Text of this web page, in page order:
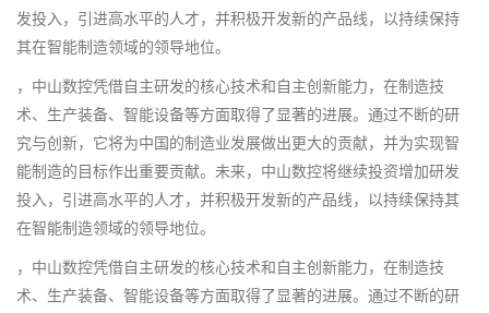
发投入，引进高水平的人才，并积极开发新的产品线，以持续保持
其在智能制造领域的领导地位。
，中山数控凭借自主研发的核心技术和自主创新能力，在制造技
术、生产装备、智能设备等方面取得了显著的进展。通过不断的研
究与创新，它将为中国的制造业发展做出更大的贡献，并为实现智
能制造的目标作出重要贡献。未来，中山数控将继续投资增加研发
投入，引进高水平的人才，并积极开发新的产品线，以持续保持其
在智能制造领域的领导地位。
，中山数控凭借自主研发的核心技术和自主创新能力，在制造技
术、生产装备、智能设备等方面取得了显著的进展。通过不断的研